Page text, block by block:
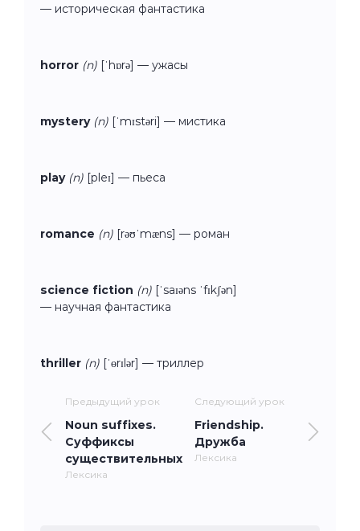
— историческая фантастика
horror (n) [ˈhɒrə] — ужасы
mystery (n) [ˈmɪstəri] — мистика
play (n) [pleɪ] — пьеса
romance (n) [rəʊˈmæns] — роман
science fiction (n) [ˈsaɪəns ˈfɪkʃən]
— научная фантастика
thriller (n) [ˈɵrɪlər] — триллер
Предыдущий урок
Noun suffixes.
Суффиксы
существительных
Лексика
Следующий урок
Friendship.
Дружба
Лексика